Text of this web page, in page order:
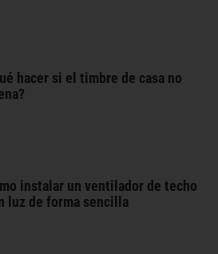
hacer si el timbre de casa no
instalar un ventilador de techo
luz de forma sencilla